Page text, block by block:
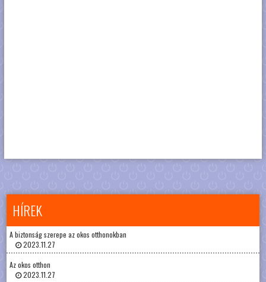
HÍREK
A biztonság szerepe az okos otthonokban
2023.11.27
Az okos otthon
2023.11.27